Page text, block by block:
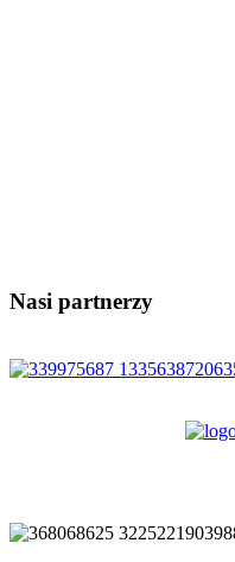
Nasi partnerzy